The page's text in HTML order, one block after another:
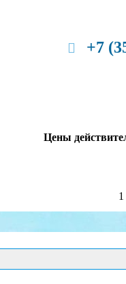
+7
Цены